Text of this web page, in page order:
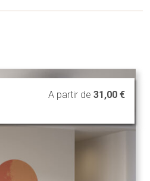
A partir de 31,00 €